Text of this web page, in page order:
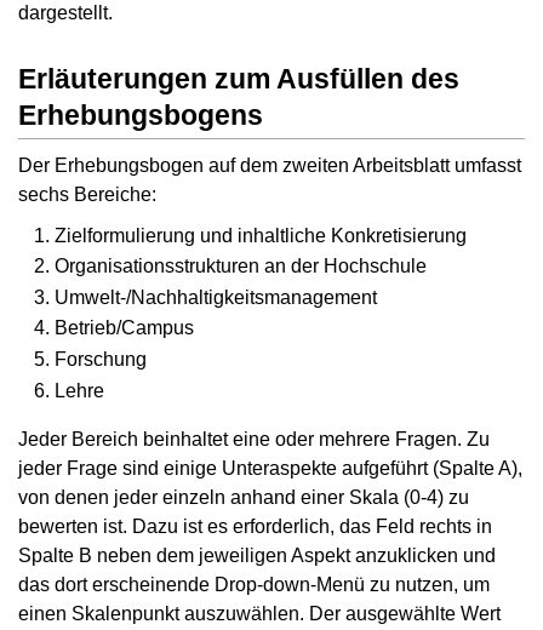
dargestellt.
Erläuterungen zum Ausfüllen des
Erhebungsbogens
Der Erhebungsbogen auf dem zweiten Arbeitsblatt umfasst
sechs Bereiche:
Zielformulierung und inhaltliche Konkretisierung
Organisationsstrukturen an der Hochschule
Umwelt-/Nachhaltigkeitsmanagement
Betrieb/Campus
Forschung
Lehre
Jeder Bereich beinhaltet eine oder mehrere Fragen. Zu
jeder Frage sind einige Unteraspekte aufgeführt (Spalte A),
von denen jeder einzeln anhand einer Skala (0-4) zu
bewerten ist. Dazu ist es erforderlich, das Feld rechts in
Spalte B neben dem jeweiligen Aspekt anzuklicken und
das dort erscheinende Drop-down-Menü zu nutzen, um
einen Skalenpunkt auszuwählen. Der ausgewählte Wert